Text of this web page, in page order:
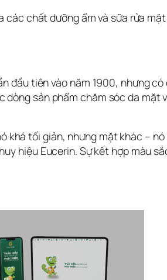
chất dưỡng ẩm và sữa rửa
tiên vào năm 1900, nhưng
sản phẩm chăm sóc da
khá tối giản, nhưng mặt khác –
hiệu Eucerin. Sự kết hợp màu